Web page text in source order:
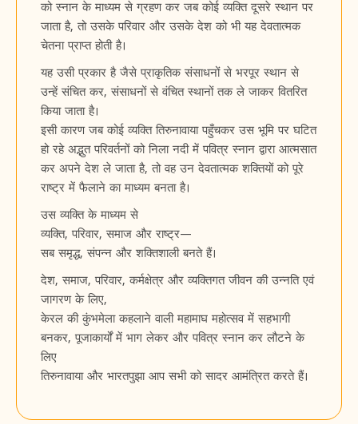
को स्नान के माध्यम से ग्रहण कर जब कोई व्यक्ति दूसरे स्थान पर
जाता है, तो उसके परिवार और उसके देश को भी यह देवतात्मक
चेतना प्राप्त होती है।
यह उसी प्रकार है जैसे प्राकृतिक संसाधनों से भरपूर स्थान से
उन्हें संचित कर, संसाधनों से वंचित स्थानों तक ले जाकर वितरित
किया जाता है।
इसी कारण जब कोई व्यक्ति तिरुनावाया पहुँचकर उस भूमि पर घटित
हो रहे अद्भुत परिवर्तनों को निला नदी में पवित्र स्नान द्वारा आत्मसात
कर अपने देश ले जाता है, तो वह उन देवतात्मक शक्तियों को पूरे
राष्ट्र में फैलाने का माध्यम बनता है।
उस व्यक्ति के माध्यम से
व्यक्ति, परिवार, समाज और राष्ट्र—
सब समृद्ध, संपन्न और शक्तिशाली बनते हैं।
देश, समाज, परिवार, कर्मक्षेत्र और व्यक्तिगत जीवन की उन्नति एवं
जागरण के लिए,
केरल की कुंभमेला कहलाने वाली महामाघ महोत्सव में सहभागी
बनकर, पूजाकार्यों में भाग लेकर और पवित्र स्नान कर लौटने के
लिए
तिरुनावाया और भारतपुझा आप सभी को सादर आमंत्रित करते हैं।